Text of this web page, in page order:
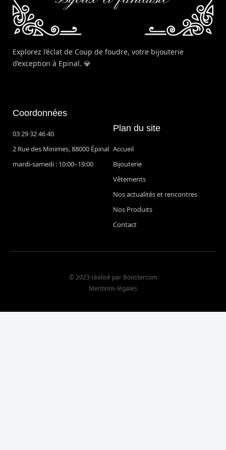
Explorez l’éclat de Coup de foudre, votre bijouterie
d’exception à Epinal. 💎
Coordonnées
03 29 32 46 40
2 Rue des Minimes, 88000 Épinal
mardi-samedi : 10:00–19:00
Plan du site
Accueil
Bijouterie
Vêtements
Nos actualités et rencontres
Nos Produits
Contact
© 2023 réalisé par Boostercom
Mentions-légales